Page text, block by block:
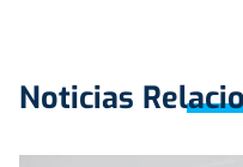
Noticias